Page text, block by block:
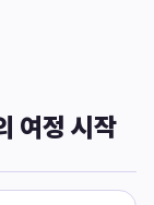
여정 시작